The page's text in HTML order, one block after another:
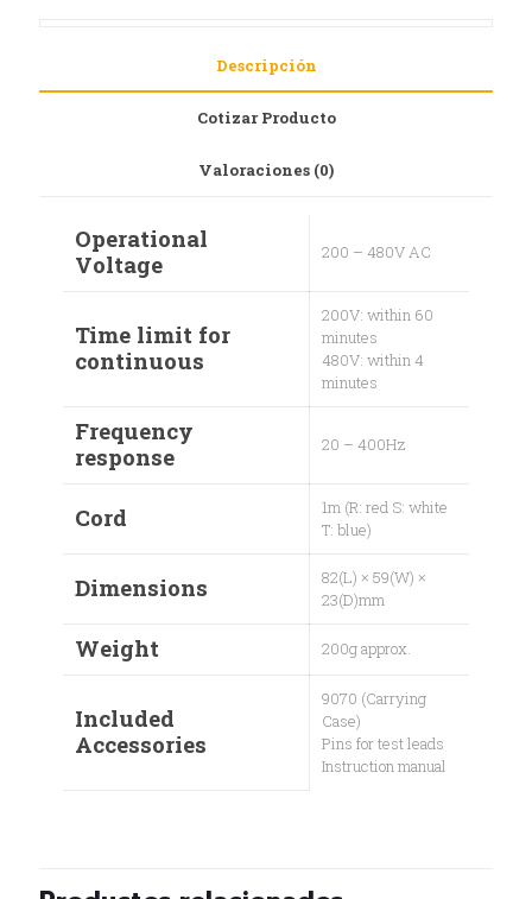
Descripción
Cotizar Producto
Valoraciones (0)
Operational
Voltage
200 – 480V AC
Time limit for
continuous
200V: within 60
minutes
480V: within 4
minutes
Frequency
response
20 – 400Hz
Cord
1m (R: red S: white
T: blue)
Dimensions
82(L) × 59(W) ×
23(D)mm
Weight 200g approx.
Included
Accessories
9070 (Carrying
Case)
Pins for test leads
Instruction manual